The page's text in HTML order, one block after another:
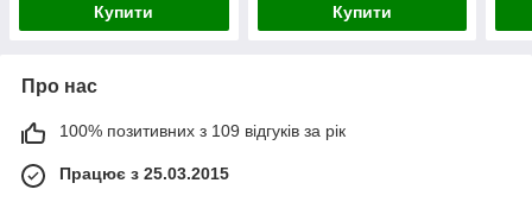
Купити Купити
Про нас
100% позитивних з 109 відгуків за рік
Працює з 25.03.2015